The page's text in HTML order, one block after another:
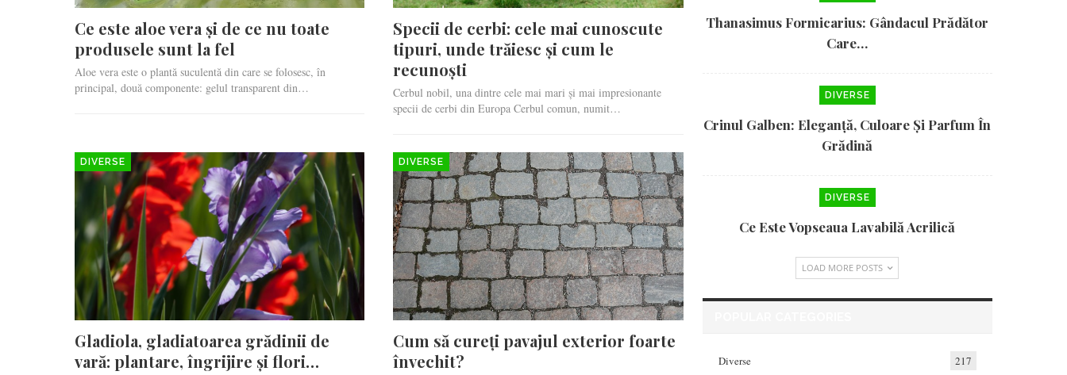
Ce este aloe vera și de ce nu toate
produsele sunt la fel
Aloe vera este o plantă suculentă din care se folosesc, în
principal, două componente: gelul transparent din…
Specii de cerbi: cele mai cunoscute
tipuri, unde trăiesc și cum le
recunoști
Cerbul nobil, una dintre cele mai mari și mai impresionante
specii de cerbi din Europa Cerbul comun, numit…
DIVERSE
Gladiola, gladiatoarea grădinii de
vară: plantare, îngrijire și flori…
DIVERSE
Cum să cureți pavajul exterior foarte
învechit?
Thanasimus Formicarius: Gândacul Prădător
Care…
DIVERSE
Crinul Galben: Eleganță, Culoare Și Parfum În
Grădină
DIVERSE
Ce Este Vopseaua Lavabilă Acrilică
LOAD MORE POSTS
Diverse 217